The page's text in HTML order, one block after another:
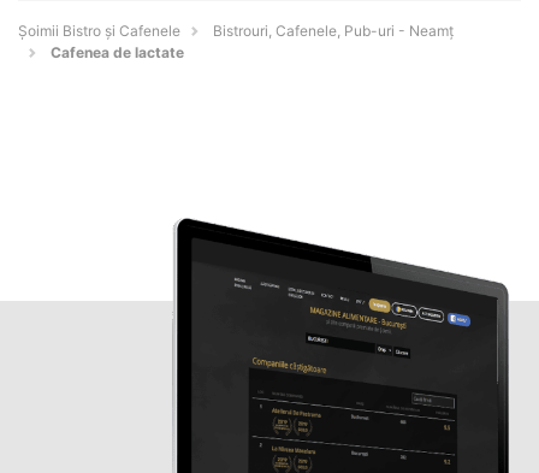
Șoimii Bistro și Cafenele
Bistrouri, Cafenele, Pub-uri - Neamţ
Cafenea de lactate